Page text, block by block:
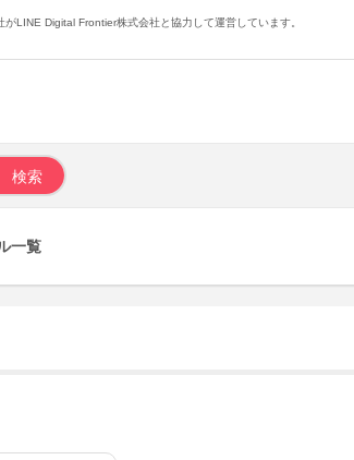
LINE Digital Frontier株式会社と協力して運営しています。
一覧